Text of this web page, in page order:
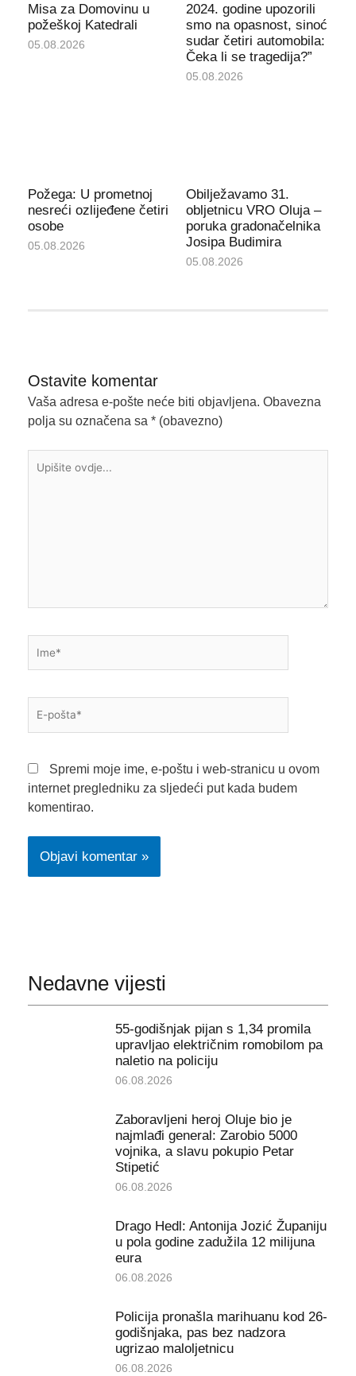
Misa za Domovinu u
požeškoj Katedrali
05.08.2026
2024. godine upozorili
smo na opasnost, sinoć
sudar četiri automobila:
Čeka li se tragedija?”
05.08.2026
Požega: U prometnoj
nesreći ozlijeđene četiri
osobe
05.08.2026
Obilježavamo 31.
obljetnicu VRO Oluja –
poruka gradonačelnika
Josipa Budimira
05.08.2026
Ostavite komentar
Vaša adresa e-pošte neće biti objavljena. Obavezna
polja su označena sa * (obavezno)
ovdje...
pošta*
Spremi moje ime, e-poštu i web-stranicu u ovom
internet pregledniku za sljedeći put kada budem
komentirao.
Nedavne vijesti
55-godišnjak pijan s 1,34 promila
upravljao električnim romobilom pa
naletio na policiju
06.08.2026
Zaboravljeni heroj Oluje bio je
najmlađi general: Zarobio 5000
vojnika, a slavu pokupio Petar
Stipetić
06.08.2026
Drago Hedl: Antonija Jozić Županiju
u pola godine zadužila 12 milijuna
eura
06.08.2026
Policija pronašla marihuanu kod 26-
godišnjaka, pas bez nadzora
ugrizao maloljetnicu
06.08.2026